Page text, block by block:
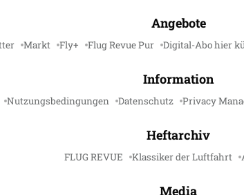
Angebote
Markt Fly+ Flug Revue Pur Digital-Abo hier
Information
Nutzungsbedingungen Datenschutz Privacy
Heftarchiv
FLUG REVUE Klassiker der Luftfahrt
Media